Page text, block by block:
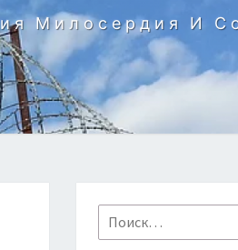
Милосердия И
Найти: